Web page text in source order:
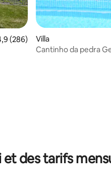
: 5 sur 5
moyenne sur la base
(286)
Villa
Cantinho da pedra
des tarifs